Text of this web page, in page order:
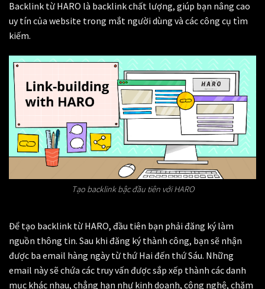
Backlink từ HARO là backlink chất lượng, giúp bạn nâng cao
uy tín của website trong mắt người dùng và các công cụ tìm
kiếm.
Tạo backlink bậc đầu tiên với HARO
Để tạo backlink từ HARO, đầu tiên bạn phải đăng ký làm
nguồn thông tin. Sau khi đăng ký thành công, bạn sẽ nhận
được ba email hàng ngày từ thứ Hai đến thứ Sáu. Những
email này sẽ chứa các truy vấn được sắp xếp thành các danh
mục khác nhau, chẳng hạn như kinh doanh, công nghệ, chăm